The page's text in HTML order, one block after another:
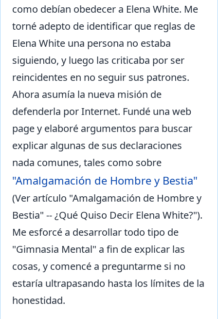
como debían obedecer a Elena White. Me
torné adepto de identificar que reglas de
Elena White una persona no estaba
siguiendo, y luego las criticaba por ser
reincidentes en no seguir sus patrones.
Ahora asumía la nueva misión de
defenderla por Internet. Fundé una web
page y elaboré argumentos para buscar
explicar algunas de sus declaraciones
nada comunes, tales como sobre
"Amalgamación de Hombre y Bestia"
(Ver artículo "Amalgamación de Hombre y
Bestia" -- ¿Qué Quiso Decir Elena White?").
Me esforcé a desarrollar todo tipo de
"Gimnasia Mental" a fin de explicar las
cosas, y comencé a preguntarme si no
estaría ultrapasando hasta los límites de la
honestidad.